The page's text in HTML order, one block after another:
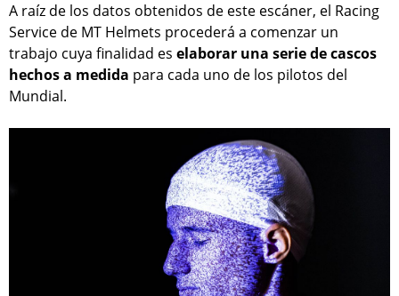
A raíz de los datos obtenidos de este escáner, el Racing
Service de MT Helmets procederá a comenzar un
trabajo cuya finalidad es elaborar una serie de cascos
hechos a medida para cada uno de los pilotos del
Mundial.